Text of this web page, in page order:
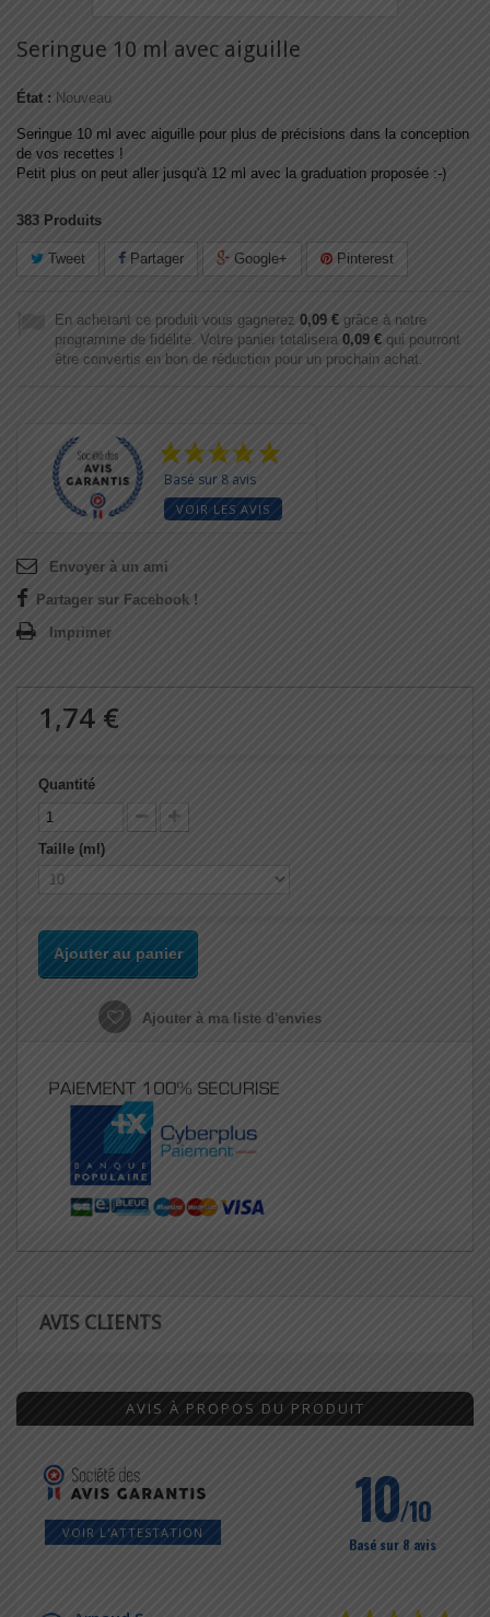
Seringue 10 ml avec aiguille
État : Nouveau
Seringue 10 ml avec aiguille pour plus de précisions dans la conception
de vos recettes !
Petit plus on peut aller jusqu'à 12 ml avec la graduation proposée :-)
383 Produits
Tweet Partager Google+ Pinterest
En achetant ce produit vous gagnerez 0,09 € grâce à notre
programme de fidélité. Votre panier totalisera 0,09 € qui pourront
être convertis en bon de réduction pour un prochain achat.
Basé sur 8 avis
VOIR LES AVIS
Envoyer à un ami
Partager sur Facebook !
Imprimer
1,74 €
Quantité
Taille (ml)
Ajouter au panier
Ajouter à ma liste d'envies
AVIS CLIENTS
AVIS À PROPOS DU PRODUIT
VOIR L'ATTESTATION 10/10
Basé sur 8 avis